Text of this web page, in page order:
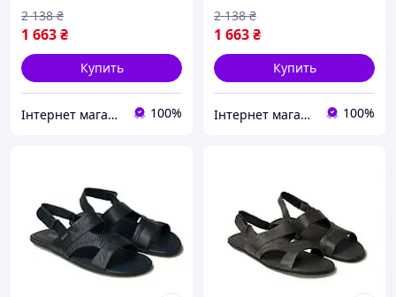
1 663₴
2 138 ₴
Купить
Iнтернет магазин чоловічого взуття "stilno-modno" 100%
1 663₴
2 138 ₴
Купить
Iнтернет магазин чоловічого взуття "stilno-modno" 100%